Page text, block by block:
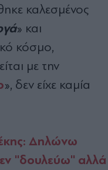
καλεσμένος
» και
κόσμο,
με την
», δεν είχε καμία
Δηλώνω
''δουλεύω'' αλλά